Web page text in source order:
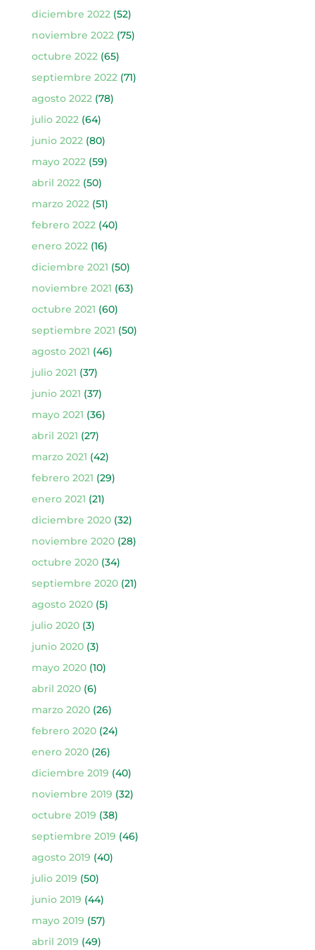
diciembre 2022(52)
noviembre 2022(75)
octubre 2022(65)
septiembre 2022(71)
agosto 2022(78)
julio 2022(64)
junio 2022(80)
mayo 2022(59)
abril 2022(50)
marzo 2022(51)
febrero 2022(40)
enero 2022(16)
diciembre 2021 (50)
noviembre 2021 (63)
octubre 2021 (60)
septiembre 2021 (50)
agosto 2021 (46)
julio 2021 (37)
junio 2021 (37)
mayo 2021 (36)
abril 2021 (27)
marzo 2021 (42)
febrero 2021 (29)
enero 2021 (21)
diciembre 2020(32)
noviembre 2020(28)
octubre 2020(34)
septiembre 2020(21)
agosto 2020(5)
julio 2020(3)
junio 2020(3)
mayo 2020(10)
abril 2020(6)
marzo 2020(26)
febrero 2020(24)
enero 2020(26)
diciembre 2019 (40)
noviembre 2019 (32)
octubre 2019 (38)
septiembre 2019 (46)
agosto 2019 (40)
julio 2019 (50)
junio 2019 (44)
mayo 2019 (57)
abril 2019 (49)